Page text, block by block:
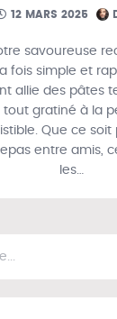
12 MARS 2025
savoureuse
fois simple et
allie des pâtes
tout gratiné à la
Que ce
entre amis,
les…